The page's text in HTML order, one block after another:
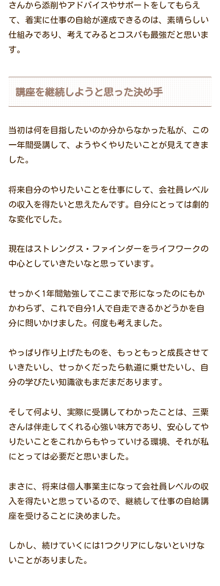
さんから添削やアドバイスやサポートをしてもらえ
て、着実に仕事の自給が達成できるのは、素晴らしい
仕組みであり、考えてみるとコスパも最強だと思いま
す。
講座を継続しようと思った決め手
当初は何を目指したいのか分からなかった私が、この
一年間受講して、ようやくやりたいことが見えてきま
した。
将来自分のやりたいことを仕事にして、会社員レベル
の収入を得たいと思えたんです。自分にとっては劇的
な変化でした。
現在はストレングス・ファインダーをライフワークの
中心としていきたいなと思っています。
せっかく1年間勉強してここまで形になったのにもか
かわらず、これで自分1人で自走できるかどうかを自
分に問いかけました。何度も考えました。
やっぱり作り上げたものを、もっともっと成長させて
いきたいし、せっかくだったら軌道に乗せたいし、自
分の学びたい知識欲もまだまだあります。
そして何より、実際に受講してわかったことは、三栗
さんは伴走してくれる心強い味方であり、安心してや
りたいことをこれからもやっていける環境、それが私
にとっては必要だと思いました。
まさに、将来は個人事業主になって会社員レベルの収
入を得たいと思っているので、継続して仕事の自給講
座を受けることに決めました。
しかし、続けていくには1つクリアにしないといけな
いことがありました。